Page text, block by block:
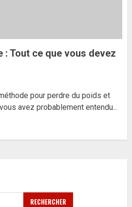
: Tout ce que vous devez
pour perdre du poids et
avez probablement entendu...
RECHERCHER